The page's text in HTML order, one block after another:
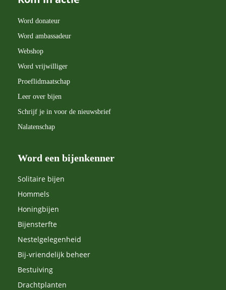
Word donateur
Word ambassadeur
Webshop
Word vrijwilliger
Proeflidmaatschap
Leer over bijen
Schrijf je in voor de nieuwsbrief
Nalatenschap
Word een bijenkenner
Solitaire bijen
Hommels
Honingbijen
Bijensterfte
Nestelgelegenheid
Bij-vriendelijk beheer
Bestuiving
Drachtplanten